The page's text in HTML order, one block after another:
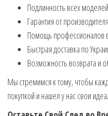
Подлинность всех
Гарантия от
Помощь профессионалов
Быстрая доставка по
Возможность возврата и
Мы стремимся к тому, чтобы
покупкой и нашел у нас свои